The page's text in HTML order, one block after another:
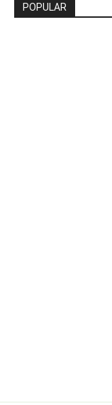
POPULAR